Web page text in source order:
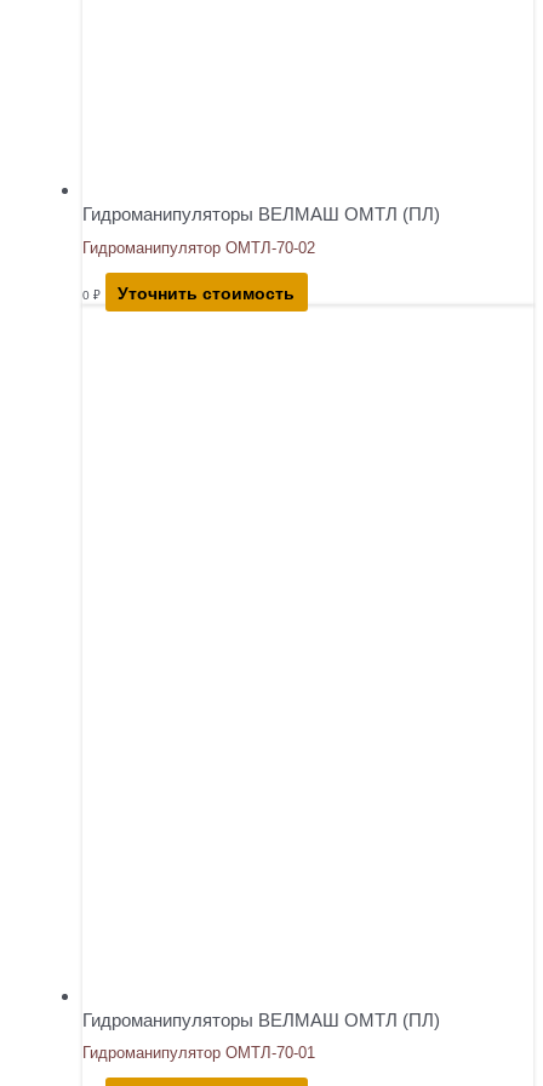
Гидроманипуляторы ВЕЛМАШ ОМТЛ (ПЛ)
Гидроманипулятор ОМТЛ-70-02
0 ₽ Уточнить стоимость
Гидроманипуляторы ВЕЛМАШ ОМТЛ (ПЛ)
Гидроманипулятор ОМТЛ-70-01